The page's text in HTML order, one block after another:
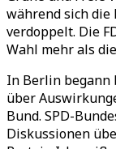
während sich die
verdoppelt. Die
Wahl mehr als
In Berlin begann
über
Bund. SPD-
Diskussionen